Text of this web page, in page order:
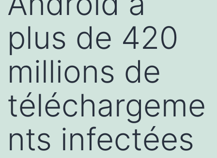
plus de 420
millions de
téléchargeme
nts infectées